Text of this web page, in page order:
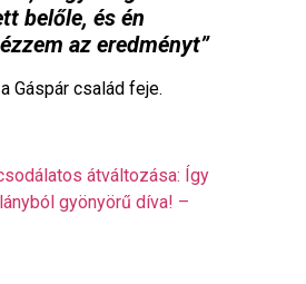
belőle, és én
az eredményt”
Gáspár család feje.
átváltozása: Így
gyönyörű díva! –